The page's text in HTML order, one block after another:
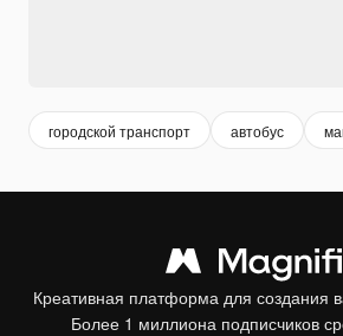
городской транспорт автобус
Креативная платформа для создания
Более 1 миллиона подписчиков